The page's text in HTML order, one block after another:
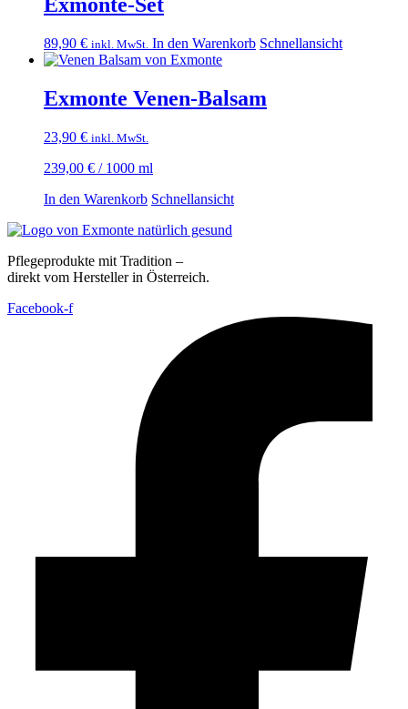
89,90 € inkl. MwSt. In den Warenkorb Schnellansicht
Exmonte Venen-Balsam
23,90 € inkl. MwSt.
239,00 € / 1000 ml
In den Warenkorb Schnellansicht
Pflegeprodukte mit Tradition –
direkt vom Hersteller in Österreich.
Facebook-f